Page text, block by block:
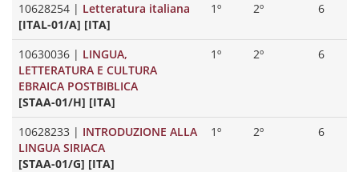
10628254 | Letteratura italiana
[ITAL-01/A] [ITA]
1º 2º 6
10630036 | LINGUA,
LETTERATURA E CULTURA
EBRAICA POSTBIBLICA
[STAA-01/H] [ITA]
1º 2º 6
10628233 | INTRODUZIONE ALLA
LINGUA SIRIACA
[STAA-01/G] [ITA]
1º 2º 6